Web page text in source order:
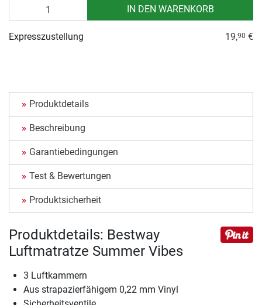
IN DEN WARENKORB
Expresszustellung 19,90 €
Produktdetails
Beschreibung
Garantiebedingungen
Test & Bewertungen
Produktsicherheit
Produktdetails: Bestway
Luftmatratze Summer Vibes
3 Luftkammern
Aus strapazierfähigem 0,22 mm Vinyl